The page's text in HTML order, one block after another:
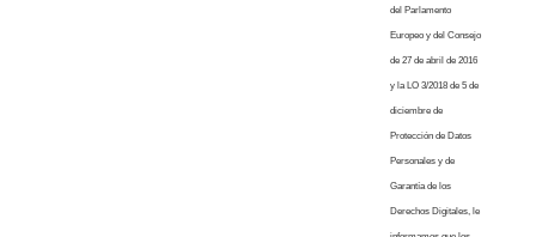
del Parlamento
Europeo y del Consejo
de 27 de abril de 2016
y la LO 3/2018 de 5 de
diciembre de
Protección de Datos
Personales y de
Garantía de los
Derechos Digitales, le